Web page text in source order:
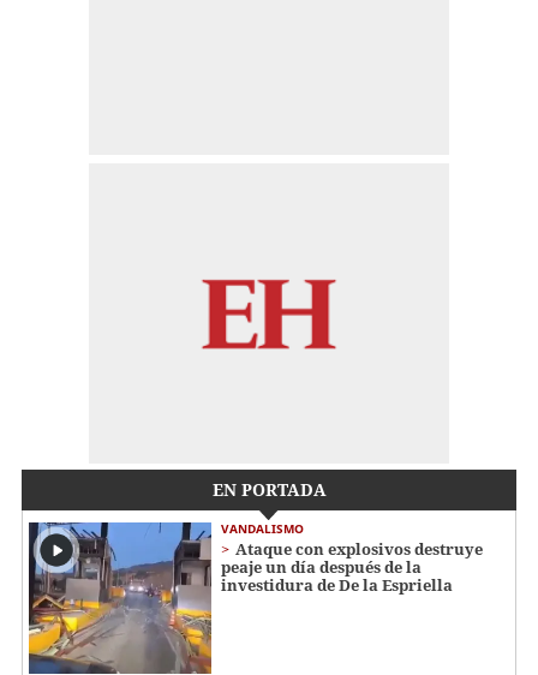
EN PORTADA
VANDALISMO
Ataque con explosivos destruye
peaje un día después de la
investidura de De la Espriella